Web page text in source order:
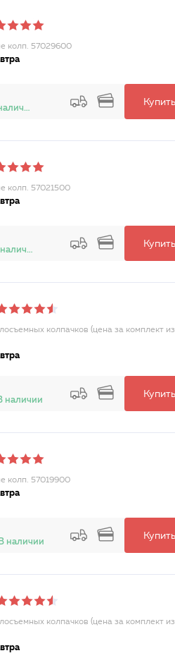
колп. 57029600
В наличии
Купить
колп. 57021500
В наличии
Купить
колпачков (цена за комплект
наличии
Купить
колп. 57019900
В наличии
Купить
колпачков (цена за комплект